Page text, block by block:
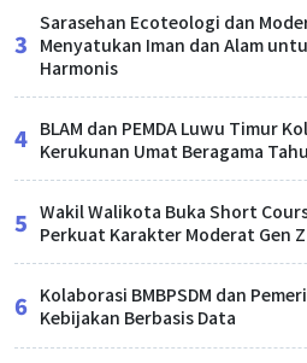
3
Sarasehan Ecoteologi dan
Menyatukan Iman dan Alam
Harmonis
4 BLAM dan PEMDA Luwu Timur
Kerukunan Umat Beragama
5 Wakil Walikota Buka Short
Perkuat Karakter Moderat Gen
6 Kolaborasi BMBPSDM dan
Kebijakan Berbasis Data